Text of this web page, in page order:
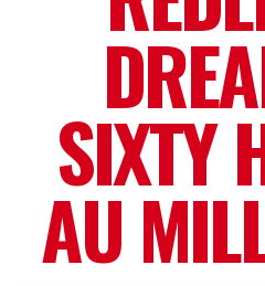
SIXTY
AU